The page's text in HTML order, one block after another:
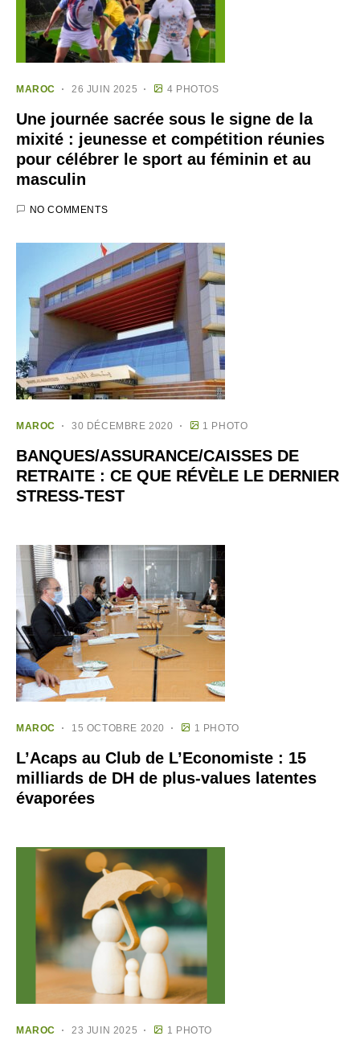
MAROC 26 JUIN 2025 4 PHOTOS
Une journée sacrée sous le signe de la
mixité : jeunesse et compétition réunies
pour célébrer le sport au féminin et au
masculin
NO COMMENTS
MAROC 30 DÉCEMBRE 2020 1 PHOTO
BANQUES/ASSURANCE/CAISSES DE
RETRAITE : CE QUE RÉVÈLE LE DERNIER
STRESS-TEST
MAROC 15 OCTOBRE 2020 1 PHOTO
L’Acaps au Club de L’Economiste : 15
milliards de DH de plus-values latentes
évaporées
MAROC 23 JUIN 2025 1 PHOTO